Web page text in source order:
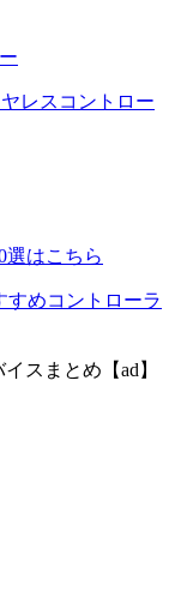
レスコントロー
選はこちら
すめコントローラ
スまとめ【ad】